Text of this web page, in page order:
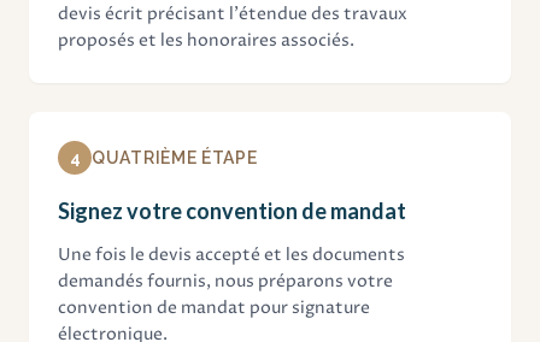
devis écrit précisant l'étendue des travaux
proposés et les honoraires associés.
4 QUATRIÈME ÉTAPE
Signez votre convention de mandat
Une fois le devis accepté et les documents
demandés fournis, nous préparons votre
convention de mandat pour signature
électronique.